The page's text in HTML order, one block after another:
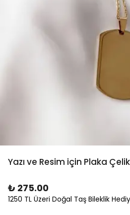
Yazı ve Resim için Plaka
₺ 275.00
1250 TL Üzeri Doğal Taş Bileklik